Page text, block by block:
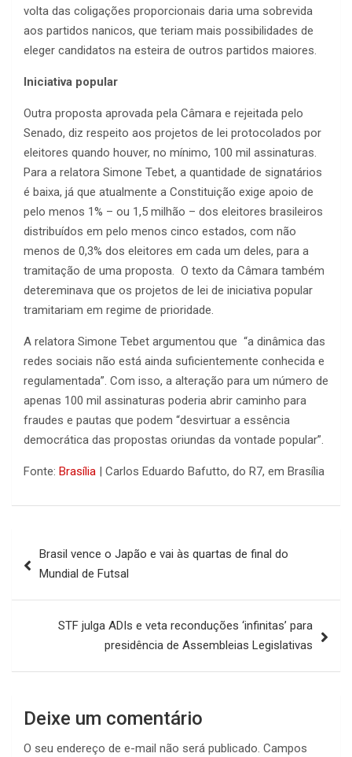
volta das coligações proporcionais daria uma sobrevida
aos partidos nanicos, que teriam mais possibilidades de
eleger candidatos na esteira de outros partidos maiores.
Iniciativa popular
Outra proposta aprovada pela Câmara e rejeitada pelo
Senado, diz respeito aos projetos de lei protocolados por
eleitores quando houver, no mínimo, 100 mil assinaturas.
Para a relatora Simone Tebet, a quantidade de signatários
é baixa, já que atualmente a Constituição exige apoio de
pelo menos 1% – ou 1,5 milhão – dos eleitores brasileiros
distribuídos em pelo menos cinco estados, com não
menos de 0,3% dos eleitores em cada um deles, para a
tramitação de uma proposta. O texto da Câmara também
detereminava que os projetos de lei de iniciativa popular
tramitariam em regime de prioridade.
A relatora Simone Tebet argumentou que “a dinâmica das
redes sociais não está ainda suficientemente conhecida e
regulamentada”. Com isso, a alteração para um número de
apenas 100 mil assinaturas poderia abrir caminho para
fraudes e pautas que podem “desvirtuar a essência
democrática das propostas oriundas da vontade popular”.
Fonte: Brasília | Carlos Eduardo Bafutto, do R7, em Brasília
de
Brasil vence o Japão e vai às quartas de final do
Mundial de Futsal
STF julga ADIs e veta reconduções ‘infinitas’ para
presidência de Assembleias Legislativas
Deixe um comentário
O seu endereço de e-mail não será publicado. Campos